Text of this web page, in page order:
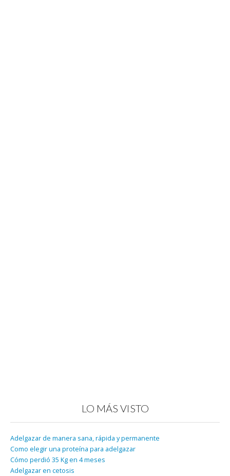
LO MÁS VISTO
Adelgazar de manera sana, rápida y permanente
Como elegir una proteína para adelgazar
Cómo perdió 35 Kg en 4 meses
Adelgazar en cetosis